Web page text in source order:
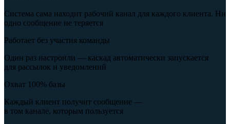
Система сама находит рабочий канал для каждого клиента. Ни
одно сообщение не теряется
Работает без участия команды
Один раз настроили — каскад автоматически запускается
для рассылок и уведомлений
Охват 100% базы
Каждый клиент получит сообщение —
в том канале, которым пользуется